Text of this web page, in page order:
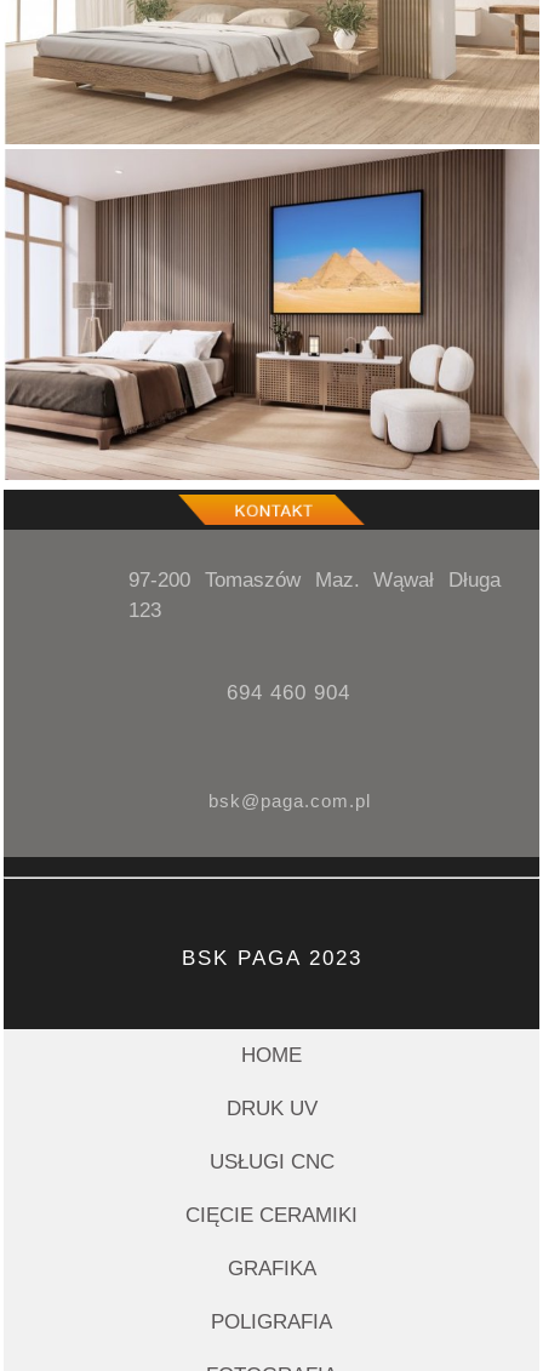
97-200 Tomaszów Maz. Wąwał Długa
123
694 460 904
bsk@paga.com.pl
BSK PAGA 2023
HOME
DRUK UV
USŁUGI CNC
CIĘCIE CERAMIKI
GRAFIKA
POLIGRAFIA